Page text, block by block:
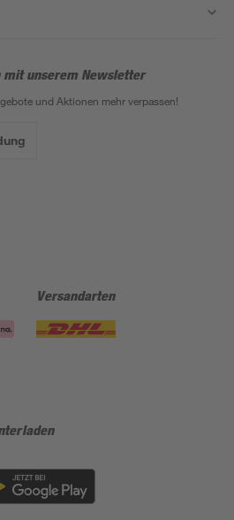
mit unserem Newsletter
und Aktionen mehr verpassen!
Versandarten